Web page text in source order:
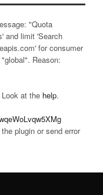
"Quota
and limit 'Search
for consumer
Reason:
at the help.
plugin or send error